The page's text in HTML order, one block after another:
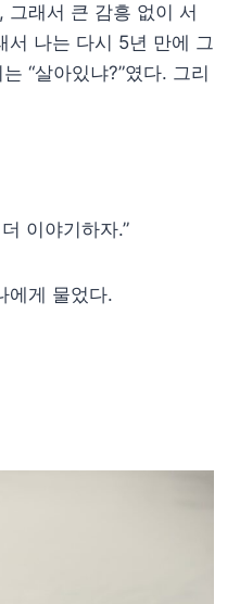
그래서 큰 감흥 없이 서
서 나는 다시 5년 만에 그
“살아있냐?”였다. 그리
이야기하자.”
에게 물었다.